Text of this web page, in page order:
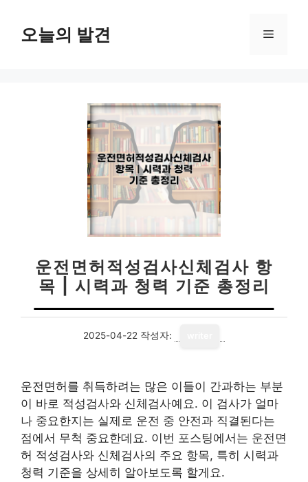
오늘의 발견 메
운전면허적성검사신체검사 항
목 | 시력과 청력 기준 총정리
2025-04-22 작성자:
운전면허를 취득하려는 많은 이들이 간과하는 부분
이 바로 적성검사와 신체검사예요. 이 검사가 얼마
나 중요한지는 실제로 운전 중 안전과 직결된다는
점에서 무척 중요한데요. 이번 포스팅에서는 운전면
허 적성검사와 신체검사의 주요 항목, 특히 시력과
청력 기준을 상세히 알아보도록 할게요.